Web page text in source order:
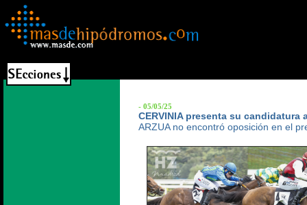
- 05/05/25
CERVINIA presenta su candidatura
ARZUA no encontró oposición en el